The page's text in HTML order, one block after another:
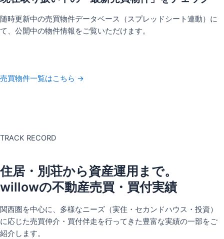
随時更新中の売買物件データベース（スプレッドシート連動）に
て、公開中の物件情報をご覧いただけます。
売買物件一覧はこちら →
TRACK RECORD
住居・別荘から資産運用まで。
willowの不動産売買・買付実績
関西圏を中心に、多様なニーズ（実住・セカンドハウス・投資）
に応じた売買仲介・買付伴走を行ってきた豊富な実績の一部をご
紹介します。